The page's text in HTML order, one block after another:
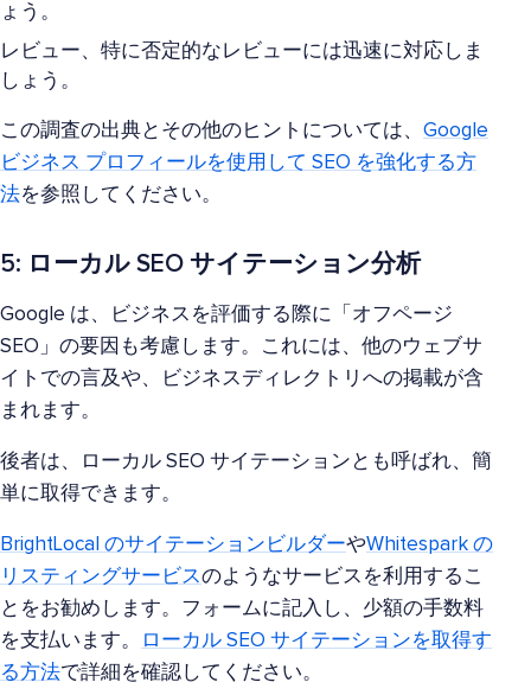
ょう。
レビュー、特に否定的なレビューには迅速に対応しま
しょう。
この調査の出典とその他のヒントについては、 Google
ビジネス プロフィールを使用して SEO を強化する方
法を参照してください。
5: ローカル SEO サイテーション分析
Google は、ビジネスを評価する際に「オフページ
SEO」の要因も考慮します。これには、他のウェブサ
イトでの言及や、ビジネスディレクトリへの掲載が含
まれます。
後者は、ローカル SEO サイテーションとも呼ばれ、簡
単に取得できます。
BrightLocal のサイテーションビルダーやWhitespark の
リスティングサービスのようなサービスを利用するこ
とをお勧めします。フォームに記入し、少額の手数料
を支払います。
ローカル SEO サイテーションを取得す
る方法で詳細を確認してください。